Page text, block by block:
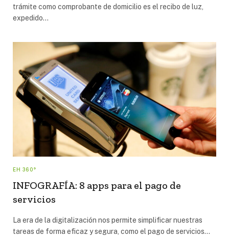
trámite como comprobante de domicilio es el recibo de luz,
expedido…
EH 360°
INFOGRAFÍA: 8 apps para el pago de
servicios
La era de la digitalización nos permite simplificar nuestras
tareas de forma eficaz y segura, como el pago de servicios…